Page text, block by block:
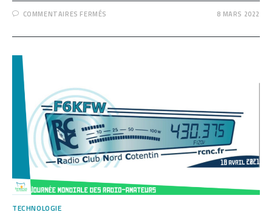
COMMENTAIRES FERMÉS
MARIE-
8 MARS 2022
TECHNOLOGIE